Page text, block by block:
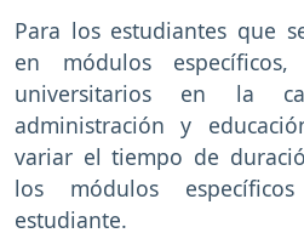
Para los estudiantes que
en módulos
universitarios en la
administración y
variar el tiempo de
los módulos
estudiante.